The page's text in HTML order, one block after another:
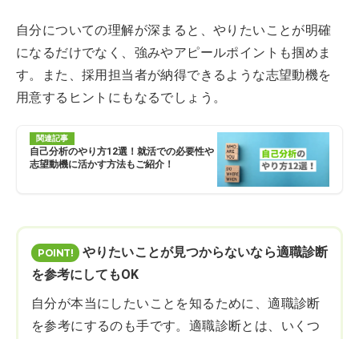
自分についての理解が深まると、やりたいことが明確
になるだけでなく、強みやアピールポイントも掴めま
す。また、採用担当者が納得できるような志望動機を
用意するヒントにもなるでしょう。
関連記事
自己分析のやり方12選！就活での必要性や
志望動機に活かす方法もご紹介！
やりたいことが見つからないなら適職診断
を参考にしてもOK
自分が本当にしたいことを知るために、適職診断
を参考にするのも手です。適職診断とは、いくつ